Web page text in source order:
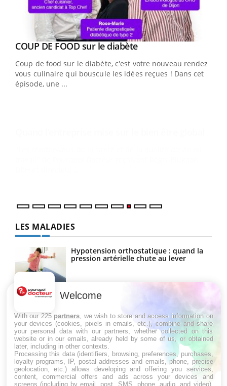
Youtube
COUP DE FOOD sur le diabèteYoutube
Coup de food sur le diabète, c'est votre nouveau rendez-
vous culinaire qui bouscule les idées reçues ! Dans cet
épisode, une ...
Youtube
Quand l’entreprise mise sur le bien être global
"Les rendez-vous de la santé et de la qualité de vie au
travail" de Pourquoi Docteur reçoivent Régis Blugeon,
DRH et directeur ...
LES MALADIES
Hypotension orthostatique : quand la
pression artérielle chute au lever
Drépanocytose : une déformation des
globules rouges aux conséquences
Maladie de Charcot (Sclérose latérale
amyotrophique)
Welcome
With our 225 partners , we wish to store and access information on
your devices (cookies, pixels in emails, etc.), combine and share
your personal data with our partners, whether collected on this
website or in our emails, already held by some of us, or obtained
later, including in other contexts.
Processing this data (identifiers, browsing, preferences, purchases,
loyalty programs, IP, postal addresses and emails, phone, precise
geolocation, etc.) allows developing and offering you services,
content, commercial offers and ads across your devices and
screens (including by email, post, SMS, phone, audio, and video),